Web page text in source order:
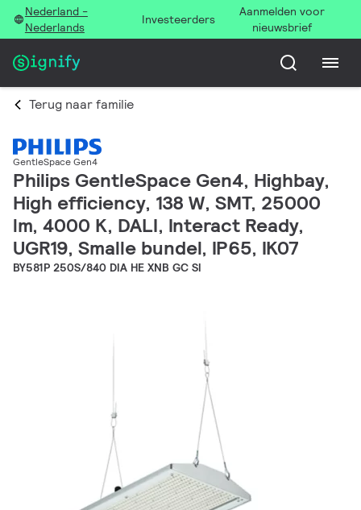
Nederland -
Nederlands
Investeerders
Aanmelden voor
nieuwsbrief
Terug naar familie
GentleSpace Gen4
Philips GentleSpace Gen4, Highbay,
High efficiency, 138 W, SMT, 25000
lm, 4000 K, DALI, Interact Ready,
UGR19, Smalle bundel, IP65, IK07
BY581P 250S/840 DIA HE XNB GC SI